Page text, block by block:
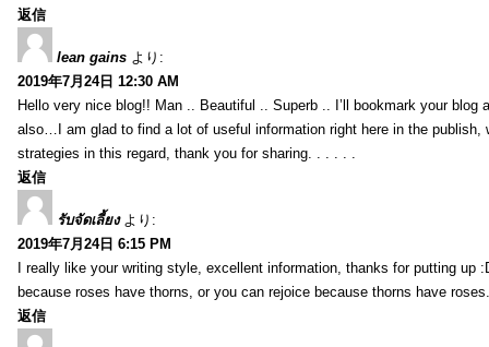
返信
lean gains より:
2019年7月24日 12:30 AM
Hello very nice blog!! Man .. Beautiful .. Superb .. I’ll bookmark your blog
also…I am glad to find a lot of useful information right here in the publish,
strategies in this regard, thank you for sharing. . . . . .
返信
รับจัดเลี้ยง より:
2019年7月24日 6:15 PM
I really like your writing style, excellent information, thanks for putting up
because roses have thorns, or you can rejoice because thorns have
返信